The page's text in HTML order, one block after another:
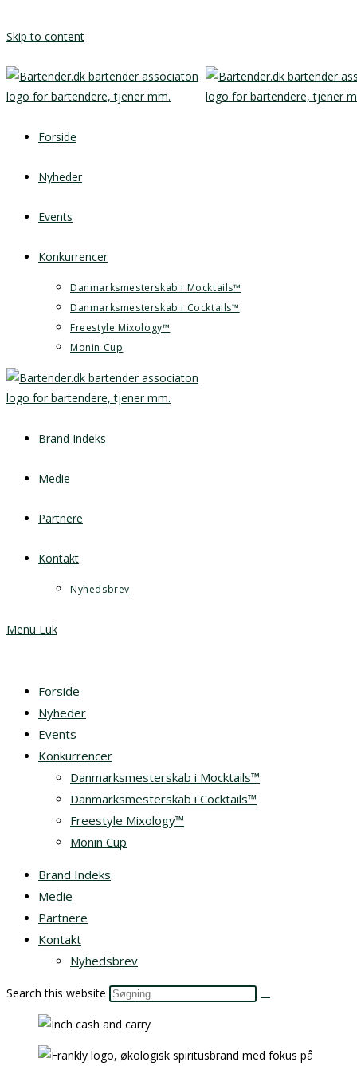
Skip to content
Forside
Nyheder
Events
Konkurrencer
Danmarksmesterskab i Mocktails™
Danmarksmesterskab i Cocktails™
Freestyle Mixology™
Monin Cup
Brand Indeks
Medie
Partnere
Kontakt
Nyhedsbrev
Menu Luk
Forside
Nyheder
Events
Konkurrencer
Danmarksmesterskab i Mocktails™
Danmarksmesterskab i Cocktails™
Freestyle Mixology™
Monin Cup
Brand Indeks
Medie
Partnere
Kontakt
Nyhedsbrev
Search this website